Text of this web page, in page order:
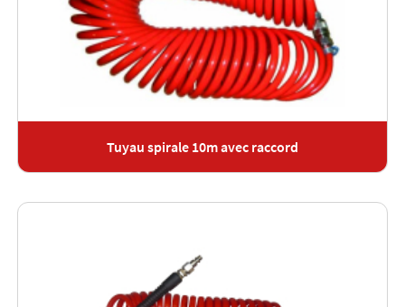
Tuyau spirale 10m avec raccord